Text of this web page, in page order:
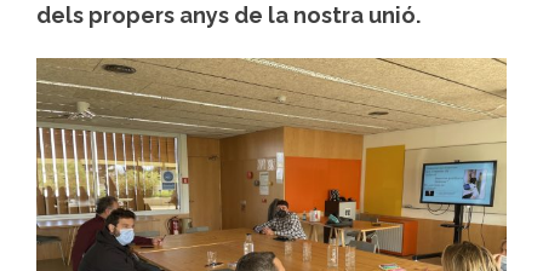
dels propers anys de la nostra unió.